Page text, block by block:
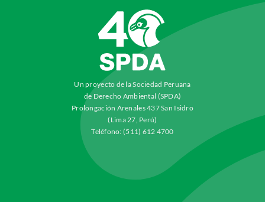
Un proyecto de la Sociedad Peruana
de Derecho Ambiental (SPDA)
Prolongación Arenales 437 San Isidro
(Lima 27, Perú)
Teléfono: (511) 612 4700